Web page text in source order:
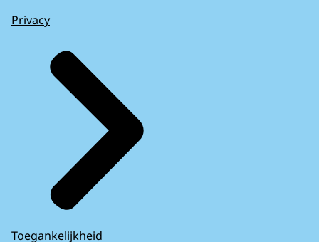
Privacy
Toegankelijkheid